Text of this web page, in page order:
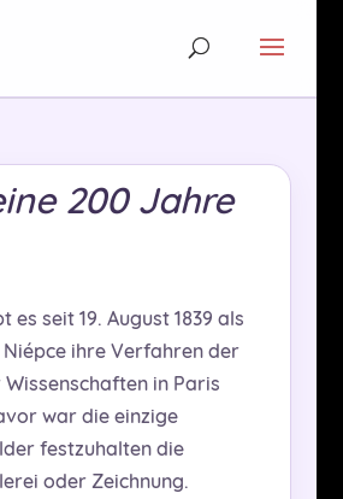
200 Jahre
seit 19. August 1839 als
ihre Verfahren der
in Paris
war die einzige
festzuhalten die
oder Zeichnung.